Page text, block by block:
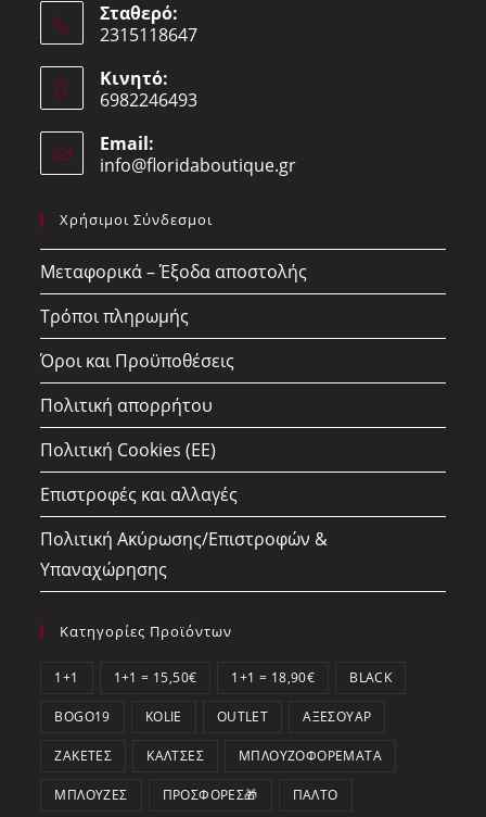
Σταθερό:
2315118647
in
your
application
Κινητό:
6982246493
in
your
Email:
info@floridaboutique.grOpens
Χρήσιμοι Σύνδεσμοι
Μεταφορικά – Έξοδα αποστολής
Τρόποι πληρωμής
Όροι και Προϋποθέσεις
Πολιτική απορρήτου
Πολιτική Cookies (ΕΕ)
Επιστροφές και αλλαγές
Πολιτική Ακύρωσης/Επιστροφών &
Υπαναχώρησης
Κατηγορίες Προϊόντων
1+1 1+1 = 15,50€ 1+1 = 18,90€ BLACK
BOGO19 KOLIE OUTLET ΑΞΕΣΟΥΆΡ
ΖΑΚΈΤΕΣ ΚΆΛΤΣΕΣ ΜΠΛΟΥΖΟΦΟΡΈΜΑΤΑ
ΜΠΛΟΎΖΕΣ ΠΡΟΣΦΟΡΕΣ🎁 ΠΑΛΤΌ